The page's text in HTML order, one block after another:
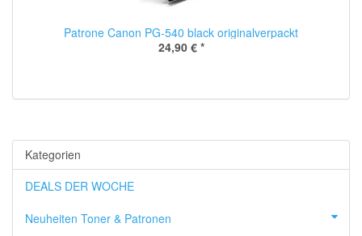
Patrone Canon PG-540 black originalverpackt
24,90 € *
Kategorien
DEALS DER WOCHE
Neuheiten Toner & Patronen